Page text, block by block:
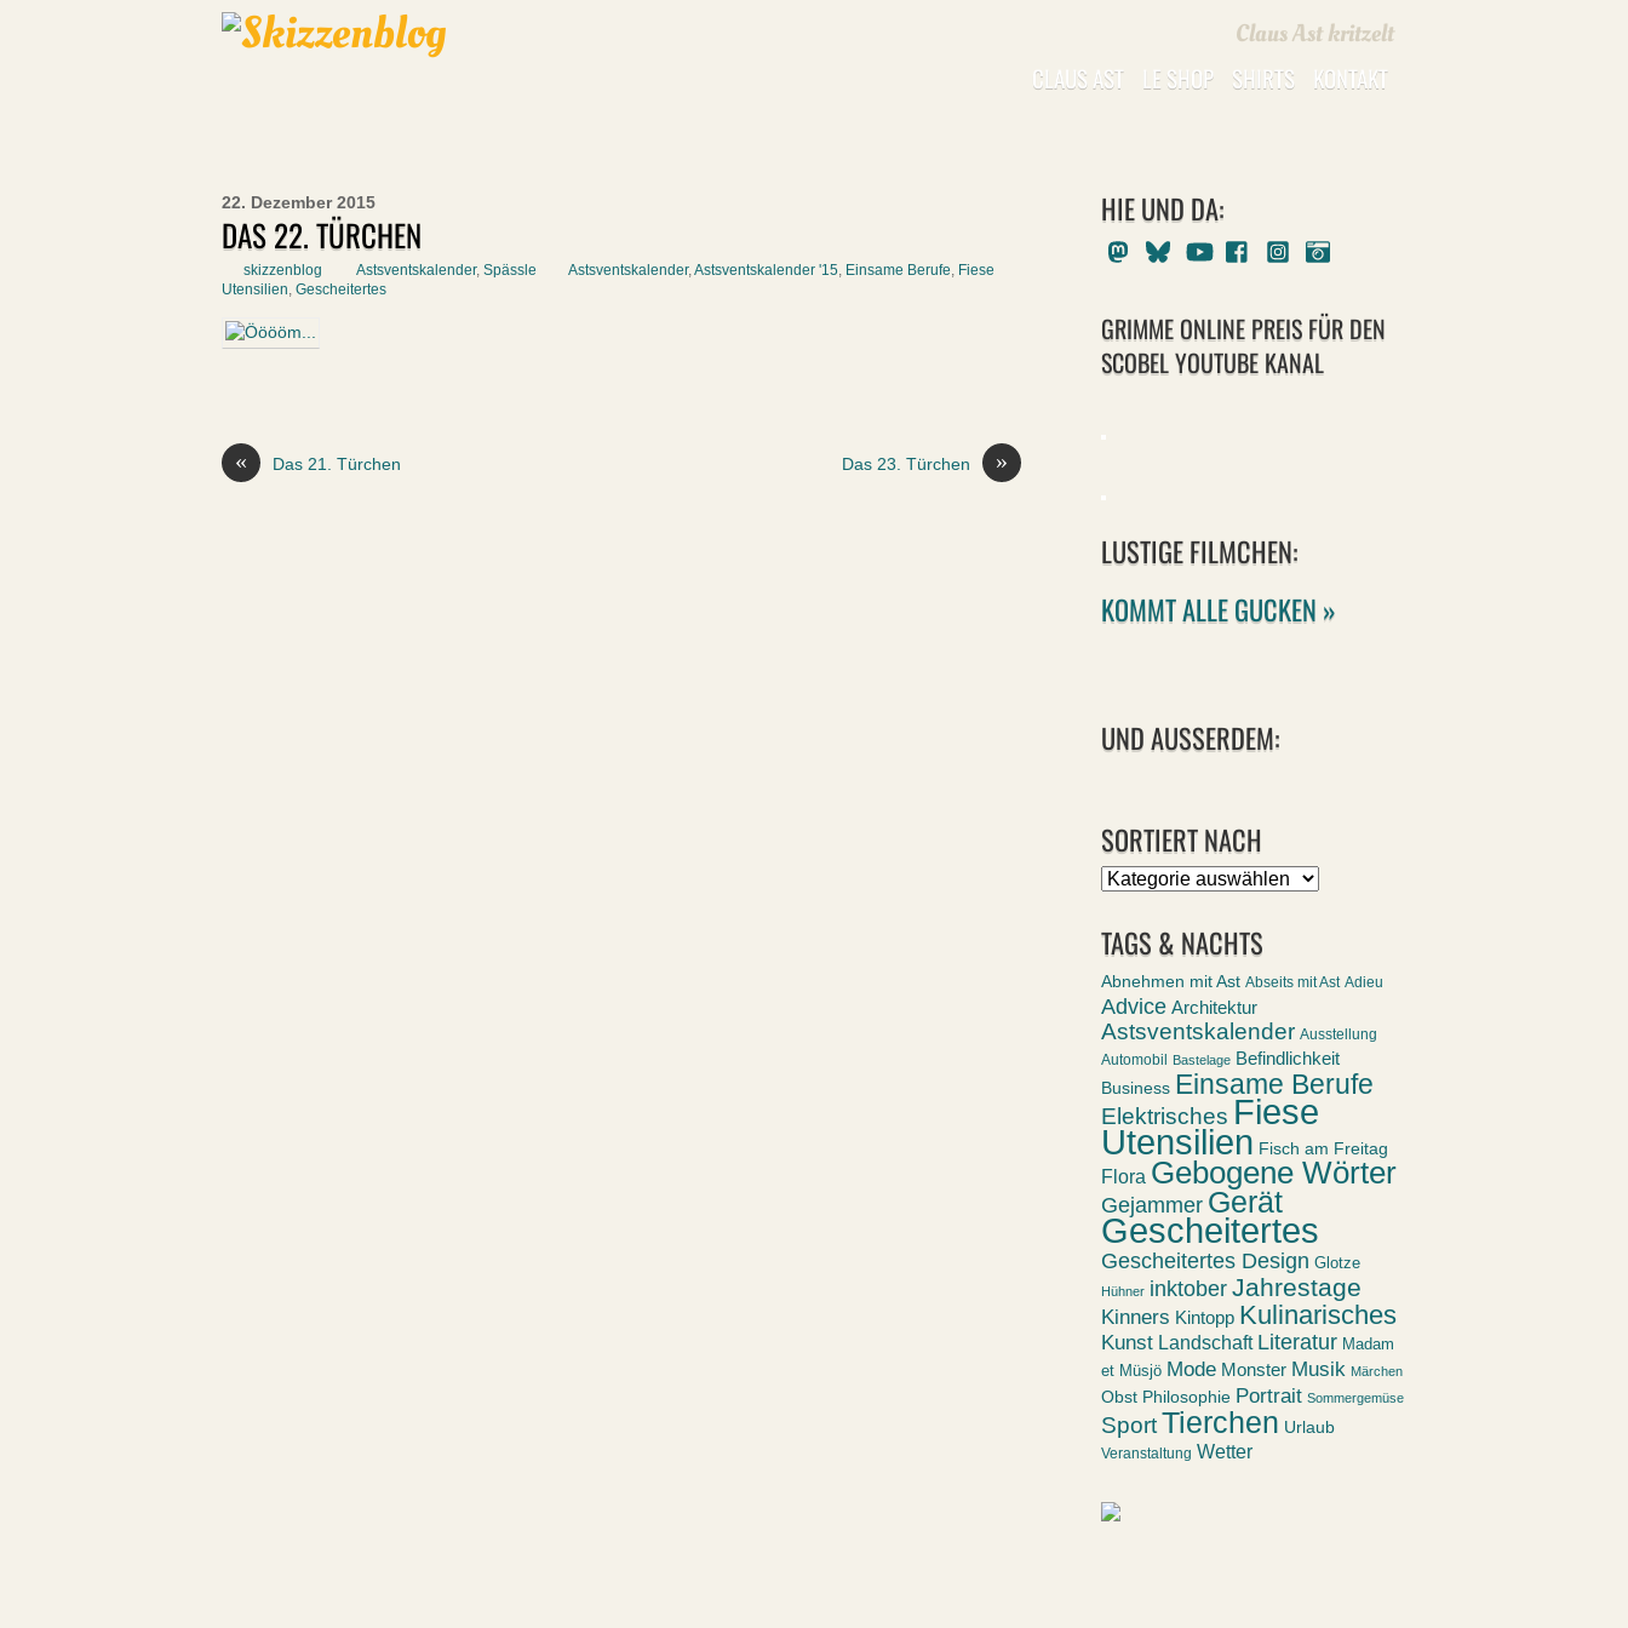
Claus Ast kritzelt
CLAUS AST LE SHOP SHIRTS KONTAKT
22. Dezember 2015
DAS 22. TÜRCHEN
skizzenblog Astsventskalender, Spässle Astsventskalender,Astsventskalender '15, Einsame Berufe, Fiese
Utensilien, Gescheitertes
« Das 21. Türchen »
Das 23. Türchen
HIE UND DA:
MastodonBlueskyYoutubeFacebookInstagram
GRIMME ONLINE PREIS FÜR DEN
SCOBEL YOUTUBE KANAL
LUSTIGE FILMCHEN:
KOMMT ALLE GUCKEN »
UND AUSSERDEM:
SORTIERT NACH
Sortiert
TAGS & NACHTS
Abnehmen mit Ast Abseits mit Ast Adieu
Advice Architektur
Astsventskalender Ausstellung
Automobil Bastelage Befindlichkeit
Business Einsame Berufe
Elektrisches Fiese
Utensilien Fisch am Freitag
Flora Gebogene Wörter
Gejammer Gerät
Gescheitertes
Gescheitertes Design Glotze
Hühner inktober Jahrestage
Kinners Kintopp Kulinarisches
Kunst Landschaft Literatur Madam
et Müsjö Mode Monster Musik Märchen
Obst Philosophie Portrait Sommergemüse
SportTierchen Urlaub
Veranstaltung Wetter